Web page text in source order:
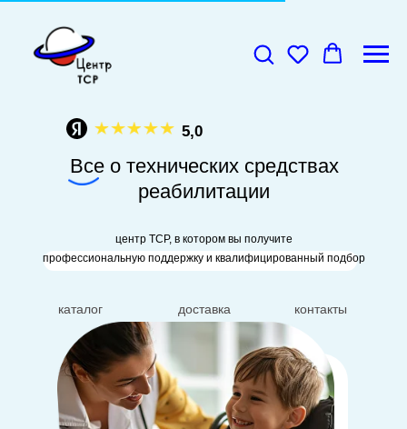
Все о технических средствах
реабилитации
каталог доставка контакты
профессиональную поддержку и квалифицированный подбор
5,0
центр ТСР, в котором вы получите